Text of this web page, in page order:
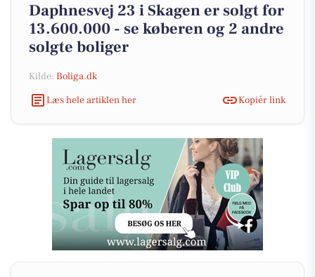
Daphnesvej 23 i Skagen er solgt for
13.600.000 - se køberen og 2 andre
solgte boliger
Kilde: Boliga.dk
Læs hele artiklen her
Kopiér link